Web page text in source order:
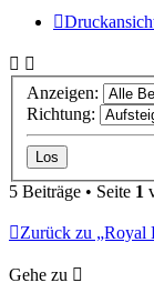
Anzeigen:
Richtung:
5 Beiträge • Seite 1
Zurück zu „Royal
Gehe zu